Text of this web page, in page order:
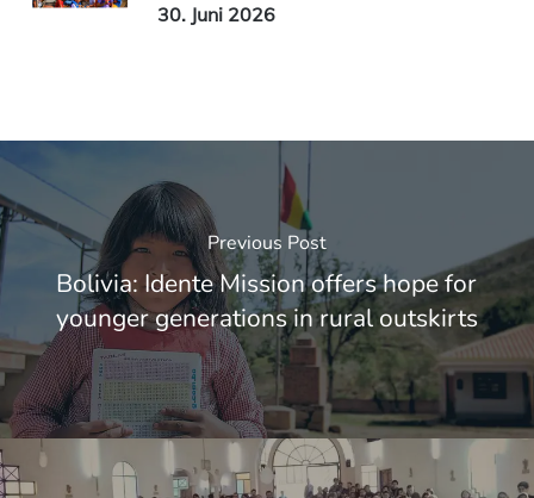
30. Juni 2026
Previous Post
Bolivia: Idente Mission offers hope for
younger generations in rural outskirts